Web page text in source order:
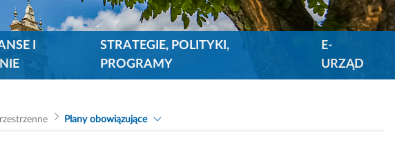
I
STRATEGIE, POLITYKI,
PROGRAMY
E-
URZĄD
Plany obowiązujące